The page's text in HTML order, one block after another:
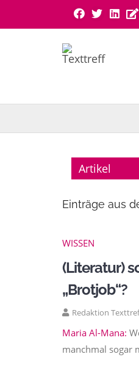
Artikel
Einträge aus
WISSEN
(Literatur)
„Brotjob“?
Redaktion
Maria Al-Mana:
manchmal sogar